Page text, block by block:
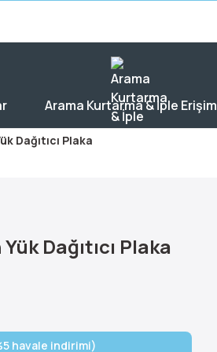
Arama Kurtarma & İple Erişim
Dağıtıcı Plaka
Dağıtıcı Plaka
havale indirimi)